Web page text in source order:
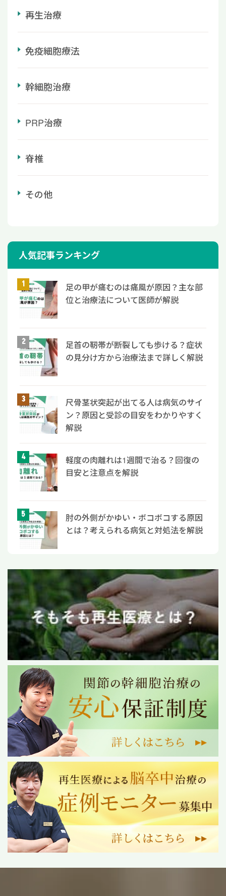
再生治療
免疫細胞療法
幹細胞治療
PRP治療
脊椎
その他
人気記事ランキング
足の甲が痛むのは痛風が原因？主な部
位と治療法について医師が解説
足首の靭帯が断裂しても歩ける？症状
の見分け方から治療法まで詳しく解説
尺骨茎状突起が出てる人は病気のサイ
ン？原因と受診の目安をわかりやすく
解説
軽度の肉離れは1週間で治る？回復の
目安と注意点を解説
肘の外側がかゆい・ボコボコする原因
とは？考えられる病気と対処法を解説